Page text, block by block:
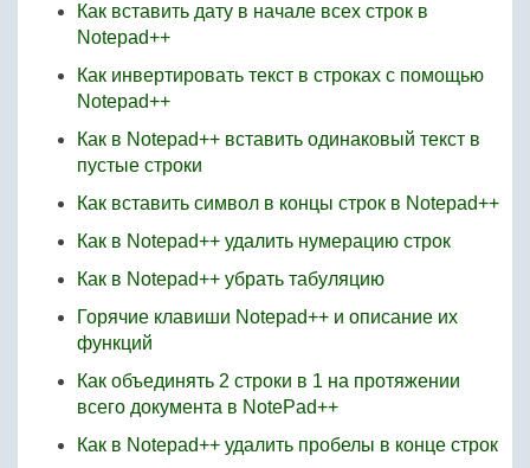
Как вставить дату в начале всех строк в
Notepad++
Как инвертировать текст в строках с помощью
Notepad++
Как в Notepad++ вставить одинаковый текст в
пустые строки
Как вставить символ в концы строк в Notepad++
Как в Notepad++ удалить нумерацию строк
Как в Notepad++ убрать табуляцию
Горячие клавиши Notepad++ и описание их
функций
Как объединять 2 строки в 1 на протяжении
всего документа в NotePad++
Как в Notepad++ удалить пробелы в конце строк